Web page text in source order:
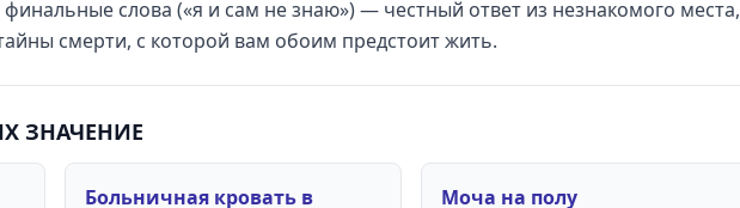
слова («я и сам не знаю») — честный ответ из незнакомого места,
смерти, с которой вам обоим предстоит жить.
ЗНАЧЕНИЕ
Больничная кровать в
Моча на полу